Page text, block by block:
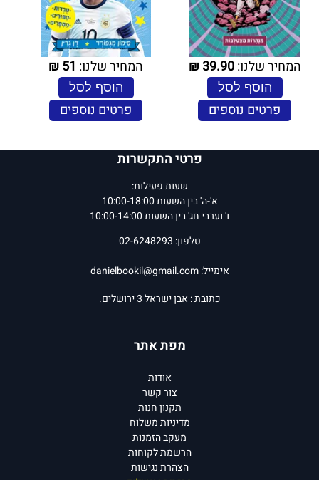
המחיר שלנו:39.90
₪
הוסף לסל
פרטים נוספים
המחיר שלנו: 51
₪
הוסף לסל
פרטים נוספים
פרטי התקשרות
שעות פעילות:
א'-ה' בין השעות 10:00-18:00
ו' וערבי חג' בין השעות 10:00-14:00
טלפון: 02-6248293
אימייל:danielbookil@gmail.com
כתובת : אבן ישראל 3 ירושלים.
מפת אתר
אודות
צור קשר
תקנון חנות
מדיניות משלוח
מעקב הזמנות
הרשמת לקוחות
הצהרת נגישות